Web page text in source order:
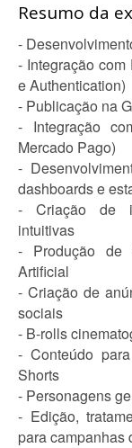
Resumo da
-
- Integração
e Authentication)
- Publicação na
- Integração
Mercado Pago)
-
dashboards e
- Criação de
intuitivas
- Produção de
Artificial
- Criação de
sociais
- B-rolls
- Conteúdo
Shorts
- Personagens
- Edição,
para campanhas